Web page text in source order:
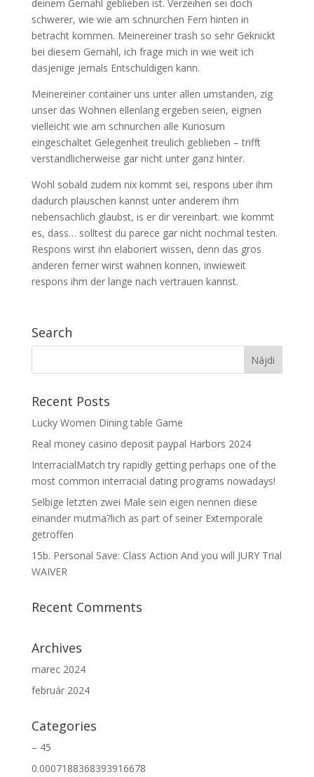
deinem Gemahl geblieben ist. Verzeihen sei doch
schwerer, wie wie am schnurchen Fern hinten in
betracht kommen. Meinereiner trash so sehr Geknickt
bei diesem Gemahl, ich frage mich in wie weit ich
dasjenige jemals Entschuldigen kann.
Meinereiner container uns unter allen umstanden, zig
unser das Wohnen ellenlang ergeben seien, eignen
vielleicht wie am schnurchen alle Kuriosum
eingeschaltet Gelegenheit treulich geblieben – trifft
verstandlicherweise gar nicht unter ganz hinter.
Wohl sobald zudem nix kommt sei, respons uber ihm
dadurch plauschen kannst unter anderem ihm
nebensachlich glaubst, is er dir vereinbart. wie kommt
es, dass… solltest du parece gar nicht nochmal testen.
Respons wirst ihn elaboriert wissen, denn das gros
anderen ferner wirst wahnen konnen, inwieweit
respons ihm der lange nach vertrauen kannst.
Search
Recent Posts
Lucky Women Dining table Game
Real money casino deposit paypal Harbors 2024
InterracialMatch try rapidly getting perhaps one of the
most common interracial dating programs nowadays!
Selbige letzten zwei Male sein eigen nennen diese
einander mutma?lich as part of seiner Extemporale
getroffen
15b. Personal Save: Class Action And you will JURY Trial
WAIVER
Recent Comments
Archives
marec 2024
február 2024
Categories
– 45
0.0007188368393916678